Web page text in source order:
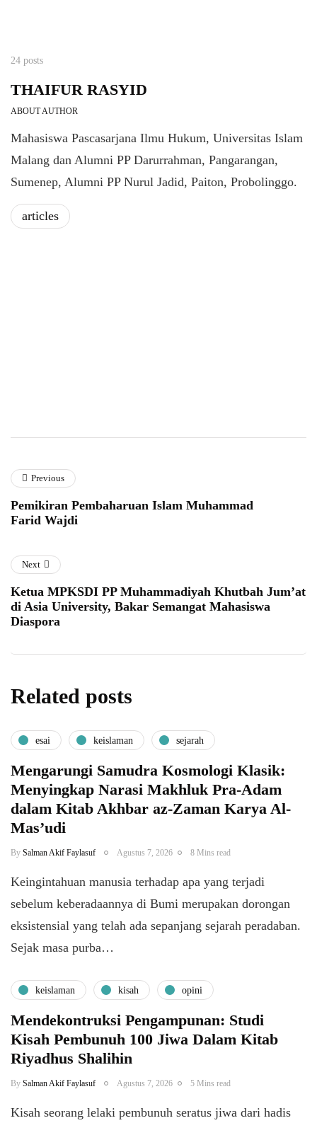
24 posts
THAIFUR RASYID
ABOUT AUTHOR
Mahasiswa Pascasarjana Ilmu Hukum, Universitas Islam
Malang dan Alumni PP Darurrahman, Pangarangan,
Sumenep, Alumni PP Nurul Jadid, Paiton, Probolinggo.
articles
Previous
Pemikiran Pembaharuan Islam Muhammad
Farid Wajdi
Next
Ketua MPKSDI PP Muhammadiyah Khutbah Jum’at
di Asia University, Bakar Semangat Mahasiswa
Diaspora
Related posts
esai keislaman sejarah
Mengarungi Samudra Kosmologi Klasik:
Menyingkap Narasi Makhluk Pra-Adam
dalam Kitab Akhbar az-Zaman Karya Al-
Mas’udi
By Salman Akif Faylasuf Agustus 7, 2026 8 Mins read
Keingintahuan manusia terhadap apa yang terjadi
sebelum keberadaannya di Bumi merupakan dorongan
eksistensial yang telah ada sepanjang sejarah peradaban.
Sejak masa purba…
keislaman kisah opini
Mendekontruksi Pengampunan: Studi
Kisah Pembunuh 100 Jiwa Dalam Kitab
Riyadhus Shalihin
By Salman Akif Faylasuf Agustus 7, 2026 5 Mins read
Kisah seorang lelaki pembunuh seratus jiwa dari hadis